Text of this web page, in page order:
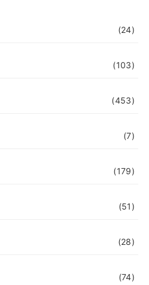
(24)
(103)
(453)
(7)
(179)
(51)
(28)
(74)